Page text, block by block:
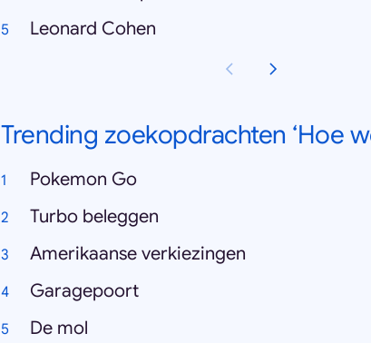
Leonard Cohen
Trending zoekopdrachten ‘Hoe
Pokemon Go
Turbo beleggen
Amerikaanse verkiezingen
Garagepoort
De mol